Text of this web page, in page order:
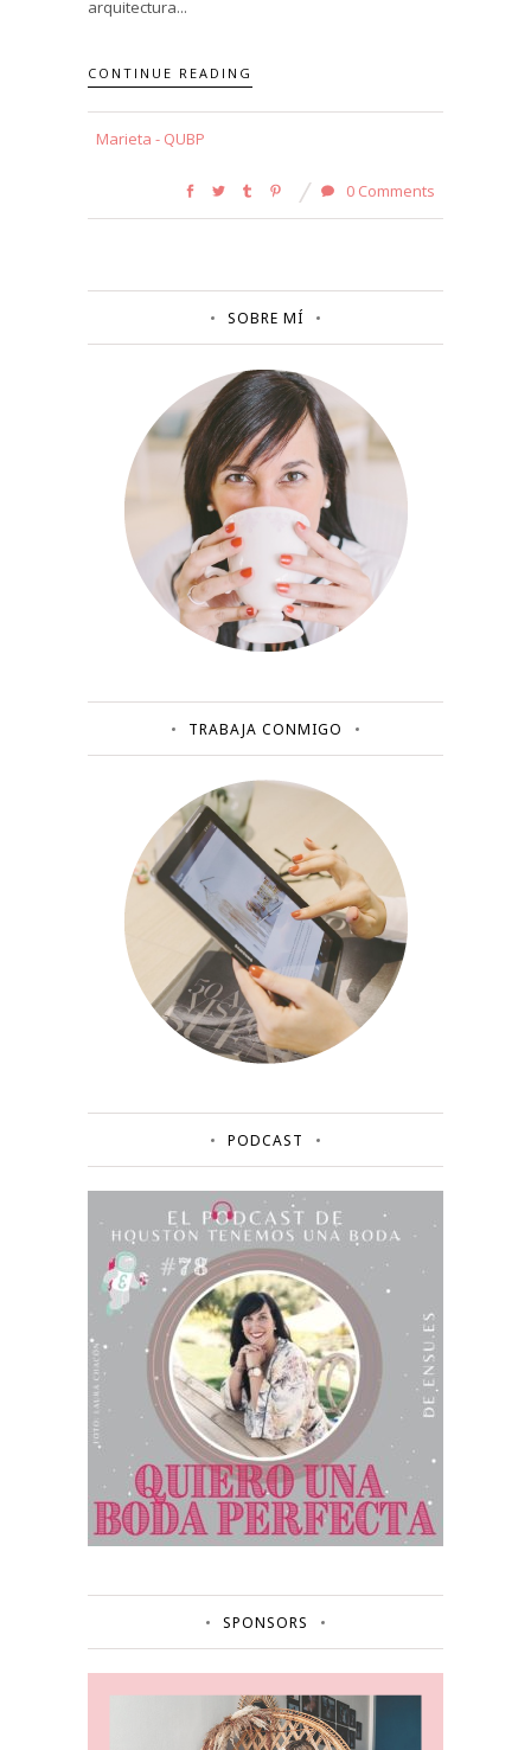
arquitectura...
CONTINUE READING
Marieta - QUBP
0 Comments
SOBRE MÍ
TRABAJA CONMIGO
PODCAST
SPONSORS